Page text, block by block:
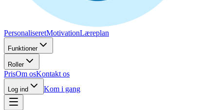
PersonaliseretMotivationLæreplan
Funktioner
Roller
PrisOm osKontakt os
Log ind Kom i gang